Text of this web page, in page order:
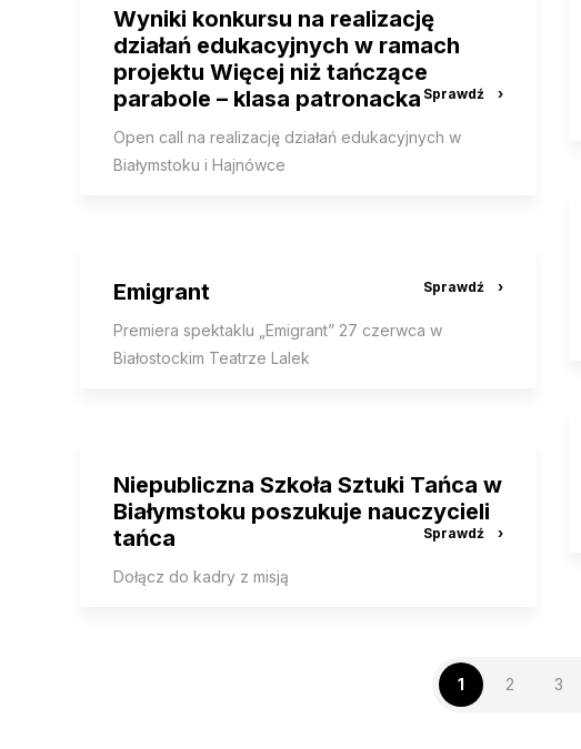
Wyniki konkursu na realizację
działań edukacyjnych w ramach
projektu Więcej niż tańczące
parabole – klasa patronacka
Open call na realizację działań edukacyjnych w
Białymstoku i Hajnówce
Emigrant
Premiera spektaklu „Emigrant” 27 czerwca w
Białostockim Teatrze Lalek
Niepubliczna Szkoła Sztuki Tańca w
Białymstoku poszukuje nauczycieli
tańca
Dołącz do kadry z misją
1 2 3